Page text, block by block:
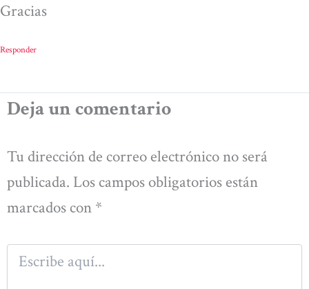
Gracias
Responder
Deja un comentario
Tu dirección de correo electrónico no será
publicada. Los campos obligatorios están
marcados con *
Escribe
aquí...